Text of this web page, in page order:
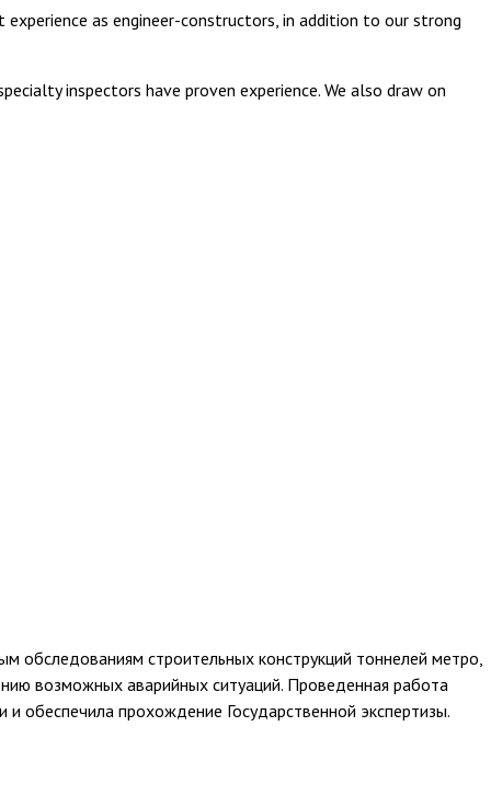
as engineer-constructors, in addition to our strong
inspectors have proven experience. We also draw on
строительных конструкций тоннелей метро,
возможных аварийных ситуаций. Проведенная работа
обеспечила прохождение Государственной экспертизы.